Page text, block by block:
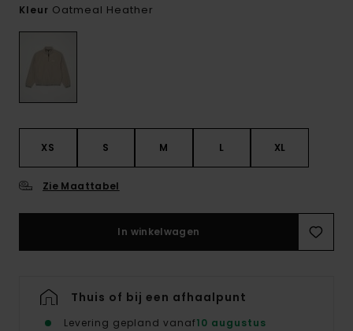
Kleur Oatmeal Heather
XS S M L XL
Zie Maattabel
In winkelwagen
Thuis of bij een afhaalpunt
Levering gepland vanaf10 augustus